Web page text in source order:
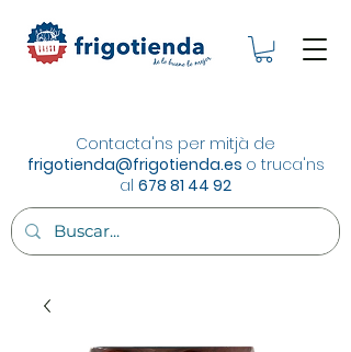
Contacta'ns per mitjà de
frigotienda@frigotienda.es o truca'ns
al 678 81 44 92